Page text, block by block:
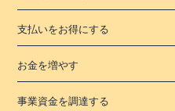
支払いをお得にする
お金を増やす
事業資金を調達する